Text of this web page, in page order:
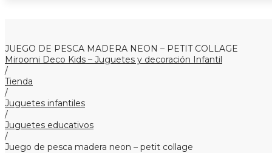
JUEGO DE PESCA MADERA NEON – PETIT COLLAGE
Miroomi Deco Kids – Juguetes y decoración Infantil
/
Tienda
/
Juguetes infantiles
/
Juguetes educativos
/
Juego de pesca madera neon – petit collage